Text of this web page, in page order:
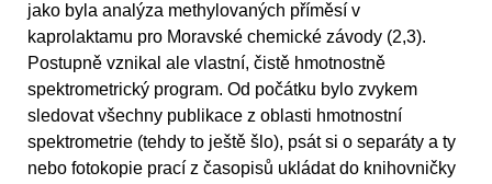
jako byla analýza methylovaných příměsí v
kaprolaktamu pro Moravské chemické závody (2,3).
Postupně vznikal ale vlastní, čistě hmotnostně
spektrometrický program. Od počátku bylo zvykem
sledovat všechny publikace z oblasti hmotnostní
spektrometrie (tehdy to ještě šlo), psát si o separáty a ty
nebo fotokopie prací z časopisů ukládat do knihovničky